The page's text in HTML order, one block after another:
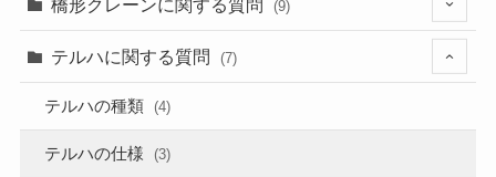
(2)
(1)
橋形クレーンに関する質問 (9)
(4)
テルハに関する質問 (7)
テルハの種類 (4)
テルハの仕様 (3)